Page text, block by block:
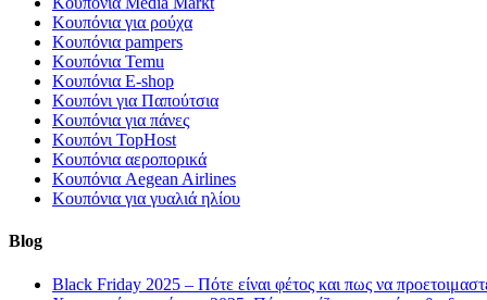
Κουπόνια για ρούχα
Κουπόνια pampers
Κουπόνια Temu
Κουπόνια E-shop
Κουπόνι για Παπούτσια
Κουπόνια για πάνες
Κουπόνι TopHost
Κουπόνια αεροπορικά
Κουπόνια Aegean Airlines
Κουπόνια για γυαλιά ηλίου
Blog
Black Friday 2025 – Πότε είναι φέτος και πως να